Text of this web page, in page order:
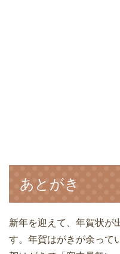
あとがき
新年を迎えて、年賀状が
す。年賀はがきが余って